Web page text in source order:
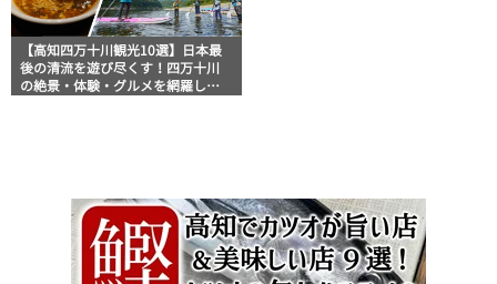
【高知四万十川観光10選】日本最
後の清流を遊び尽くす！四万十川
の絶景・体験・グルメを網羅した